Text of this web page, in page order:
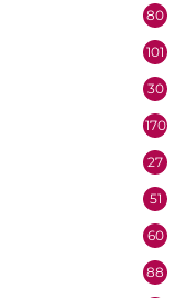
80
101
30
170
27
51
60
88